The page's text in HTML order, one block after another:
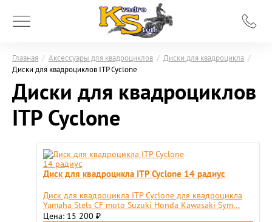
Главная / Аксессуары для квадроциклов / Диски для квадроцикла /
Диски для квадроциклов ITP Cyclone
Диски для квадроциклов
ITP Cyclone
Диск для квадроцикла ITP Cyclone 14 радиус
Диск для квадроцикла ITP Cyclone для квадроцикла
Yamaha Stels CF moto Suzuki Honda Kawasaki Sym...
Цена: 15 200 ₽